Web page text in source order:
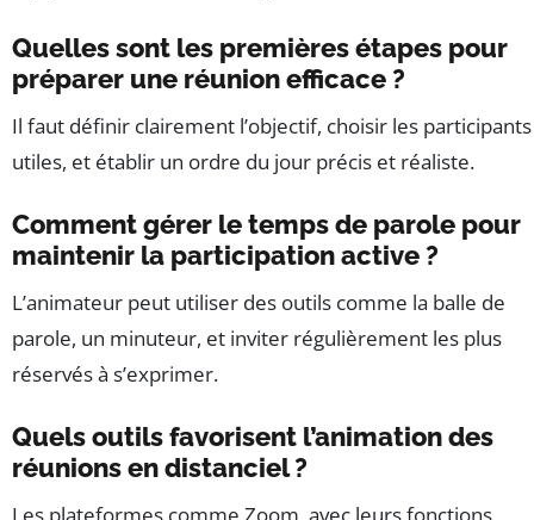
Quelles sont les premières étapes pour
préparer une réunion efficace ?
Il faut définir clairement l’objectif, choisir les participants
utiles, et établir un ordre du jour précis et réaliste.
Comment gérer le temps de parole pour
maintenir la participation active ?
L’animateur peut utiliser des outils comme la balle de
parole, un minuteur, et inviter régulièrement les plus
réservés à s’exprimer.
Quels outils favorisent l’animation des
réunions en distanciel ?
Les plateformes comme Zoom, avec leurs fonctions